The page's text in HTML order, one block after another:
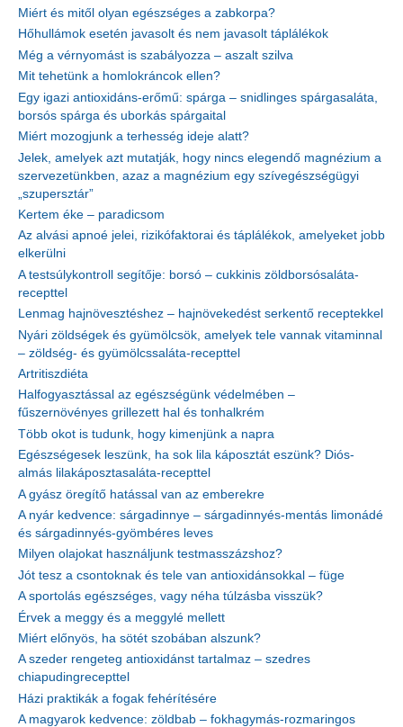
Miért és mitől olyan egészséges a zabkorpa?
Hőhullámok esetén javasolt és nem javasolt táplálékok
Még a vérnyomást is szabályozza – aszalt szilva
Mit tehetünk a homlokráncok ellen?
Egy igazi antioxidáns-erőmű: spárga – snidlinges spárgasaláta,
borsós spárga és uborkás spárgaital
Miért mozogjunk a terhesség ideje alatt?
Jelek, amelyek azt mutatják, hogy nincs elegendő magnézium a
szervezetünkben, azaz a magnézium egy szívegészségügyi
„szupersztár”
Kertem éke – paradicsom
Az alvási apnoé jelei, rizikófaktorai és táplálékok, amelyeket jobb
elkerülni
A testsúlykontroll segítője: borsó – cukkinis zöldborsósaláta-
recepttel
Lenmag hajnövesztéshez – hajnövekedést serkentő receptekkel
Nyári zöldségek és gyümölcsök, amelyek tele vannak vitaminnal
– zöldség- és gyümölcssaláta-recepttel
Artritiszdiéta
Halfogyasztással az egészségünk védelmében –
fűszernövényes grillezett hal és tonhalkrém
Több okot is tudunk, hogy kimenjünk a napra
Egészségesek leszünk, ha sok lila káposztát eszünk? Diós-
almás lilakáposztasaláta-recepttel
A gyász öregítő hatással van az emberekre
A nyár kedvence: sárgadinnye – sárgadinnyés-mentás limonádé
és sárgadinnyés-gyömbéres leves
Milyen olajokat használjunk testmasszázshoz?
Jót tesz a csontoknak és tele van antioxidánsokkal – füge
A sportolás egészséges, vagy néha túlzásba visszük?
Érvek a meggy és a meggylé mellett
Miért előnyös, ha sötét szobában alszunk?
A szeder rengeteg antioxidánst tartalmaz – szedres
chiapudingrecepttel
Házi praktikák a fogak fehérítésére
A magyarok kedvence: zöldbab – fokhagymás-rozmaringos